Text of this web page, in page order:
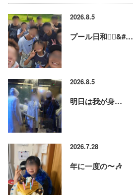
2026.8.5
プール日和🏊‍♂&#…
2026.8.5
明日は我が身…
2026.7.28
年に一度の〜🎶